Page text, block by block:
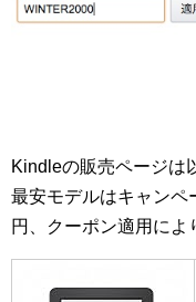
Kindleの販売ページは
最安モデルはキャンペ
円、クーポン適用によ